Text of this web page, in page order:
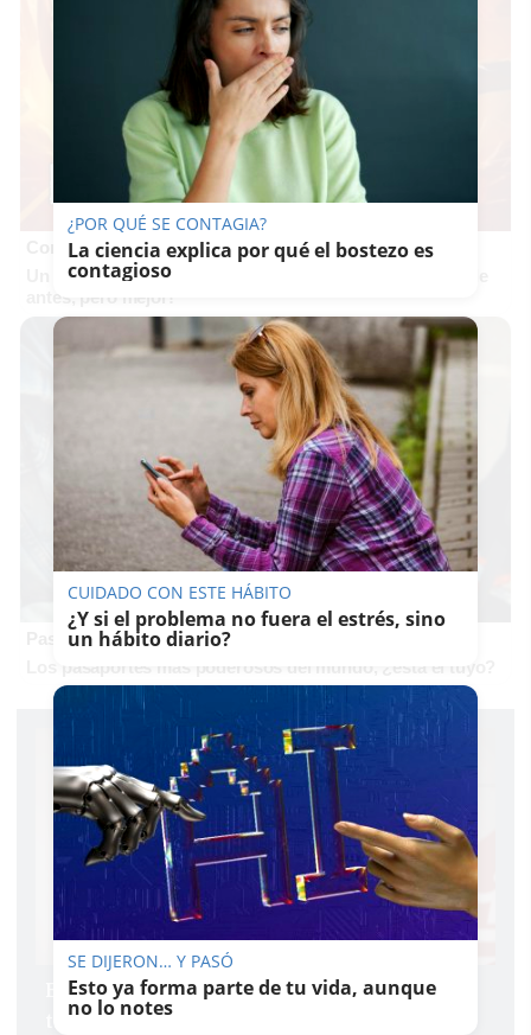
Corepunk MMORPG
Un verdadero MMORPG de la vieja escuela ¡Cómo los de
antes, pero mejor!
Pasaportes que abren puertas
Los pasaportes más poderosos del mundo, ¿está el tuyo?
El líder del PSOE de Jerez denuncia la
tardanza de la cita con su médico tras ser
¿POR QUÉ SE CONTAGIA?
La ciencia explica por qué el bostezo es
contagioso
CUIDADO CON ESTE HÁBITO
¿Y si el problema no fuera el estrés, sino
un hábito diario?
SE DIJERON… Y PASÓ
Esto ya forma parte de tu vida, aunque
no lo notes